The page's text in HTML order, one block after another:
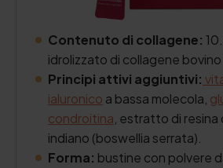
Contenuto di collagene:
idrolizzato di collagene
Principi attivi aggiuntivi:
ialuronico a bassa molecola,
condroitina, estratto di resina
indiano (boswellia serrata).
Forma: bustine con polvere